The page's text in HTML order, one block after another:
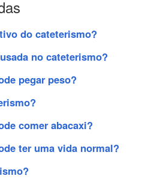
do cateterismo?
no cateterismo?
pegar peso?
comer abacaxi?
ter uma vida normal?